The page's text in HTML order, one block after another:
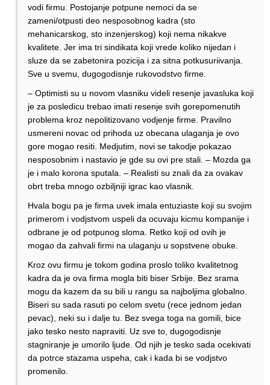
vodi firmu. Postojanje potpune nemoci da se
zameni/otpusti deo nesposobnog kadra (sto
mehanicarskog, sto inzenjerskog) koji nema nikakve
kvalitete. Jer ima tri sindikata koji vrede koliko nijedan i
sluze da se zabetonira pozicija i za sitna potkusuriivanja.
Sve u svemu, dugogodisnje rukovodstvo firme.
– Optimisti su u novom vlasniku videli resenje javasluka koji
je za posledicu trebao imati resenje svih gorepomenutih
problema kroz nepolitizovano vodjenje firme. Pravilno
usmereni novac od prihoda uz obecana ulaganja je ovo
gore mogao resiti. Medjutim, novi se takodje pokazao
nesposobnim i nastavio je gde su ovi pre stali. – Mozda ga
je i malo korona sputala. – Realisti su znali da za ovakav
obrt treba mnogo ozbiljniji igrac kao vlasnik.
Hvala bogu pa je firma uvek imala entuziaste koji su svojim
primerom i vodjstvom uspeli da ocuvaju kicmu kompanije i
odbrane je od potpunog sloma. Retko koji od ovih je
mogao da zahvali firmi na ulaganju u sopstvene obuke.
Kroz ovu firmu je tokom godina proslo toliko kvalitetnog
kadra da je ova firma mogla biti biser Srbije. Bez srama
mogu da kazem da su bili u rangu sa najboljima globalno.
Biseri su sada rasuti po celom svetu (rece jednom jedan
pevac), neki su i dalje tu. Bez svega toga na gomili, bice
jako tesko nesto napraviti. Uz sve to, dugogodisnje
stagniranje je umorilo ljude. Od njih je tesko sada ocekivati
da potrce stazama uspeha, cak i kada bi se vodjstvo
promenilo.